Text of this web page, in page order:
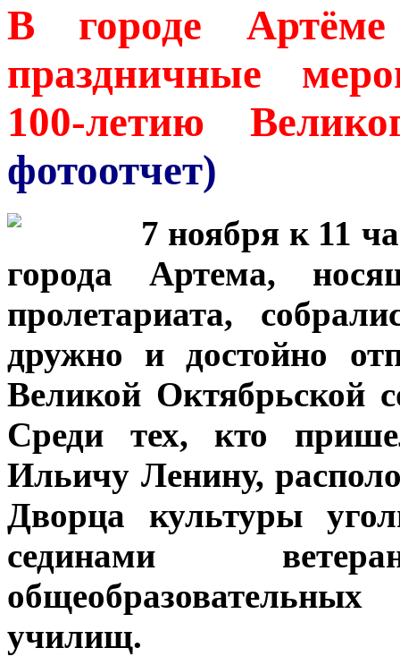
В городе
праздничные
100-летию
фотоотчет)
7 ноября к 11
города Артема,
пролетариата,
дружно и достойно
Великой Октябрьской
Среди тех, кто
Ильичу Ленину,
Дворца культуры
сединами
училищ.